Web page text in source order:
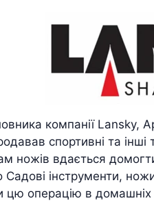
компанії Lansky,
спортивні та
ножів вдається
Садові інструменти,
цю операцію в